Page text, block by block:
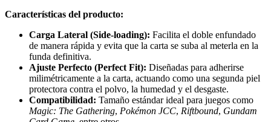
Características del producto:
Carga Lateral (Side-loading): Facilita el doble enfundado
de manera rápida y evita que la carta se suba al meterla en la
funda definitiva.
Ajuste Perfecto (Perfect Fit): Diseñadas para adherirse
milimétricamente a la carta, actuando como una segunda piel
protectora contra el polvo, la humedad y el desgaste.
Compatibilidad: Tamaño estándar ideal para juegos como
Magic: The Gathering, Pokémon JCC, Riftbound, Gundam